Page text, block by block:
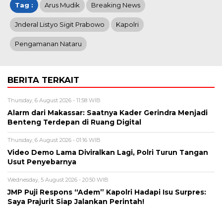
Tag : Arus Mudik Breaking News
Jnderal Listyo Sigit Prabowo Kapolri
Pengamanan Nataru
BERITA TERKAIT
Thursday, 6 August 2026 - 11:58 WIB
Alarm dari Makassar: Saatnya Kader Gerindra Menjadi
Benteng Terdepan di Ruang Digital
Thursday, 6 August 2026 - 01:16 WIB
Video Demo Lama Diviralkan Lagi, Polri Turun Tangan
Usut Penyebarnya
Wednesday, 5 August 2026 - 20:50 WIB
JMP Puji Respons “Adem” Kapolri Hadapi Isu Surpres:
Saya Prajurit Siap Jalankan Perintah!